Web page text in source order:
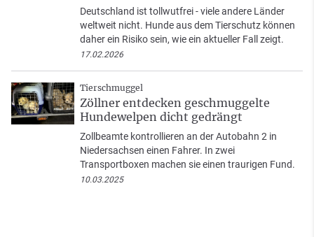
Deutschland ist tollwutfrei - viele andere Länder
weltweit nicht. Hunde aus dem Tierschutz können
daher ein Risiko sein, wie ein aktueller Fall zeigt.
17.02.2026
Tierschmuggel
Zöllner entdecken geschmuggelte
Hundewelpen dicht gedrängt
Zollbeamte kontrollieren an der Autobahn 2 in
Niedersachsen einen Fahrer. In zwei
Transportboxen machen sie einen traurigen Fund.
10.03.2025